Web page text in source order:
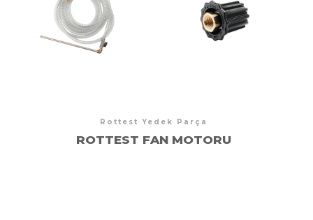
Rottest Yedek Parça
ROTTEST FAN MOTORU